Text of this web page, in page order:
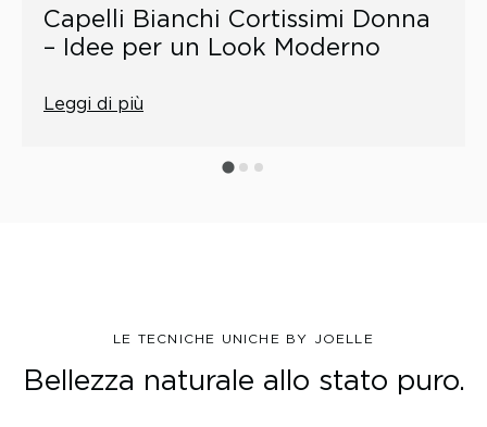
Capelli Bianchi Cortissimi Donna
– Idee per un Look Moderno
Leggi di più
LE TECNICHE UNICHE BY JOELLE
Bellezza naturale allo stato puro.